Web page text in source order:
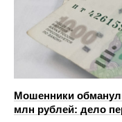
Мошенники
млн рублей: дело